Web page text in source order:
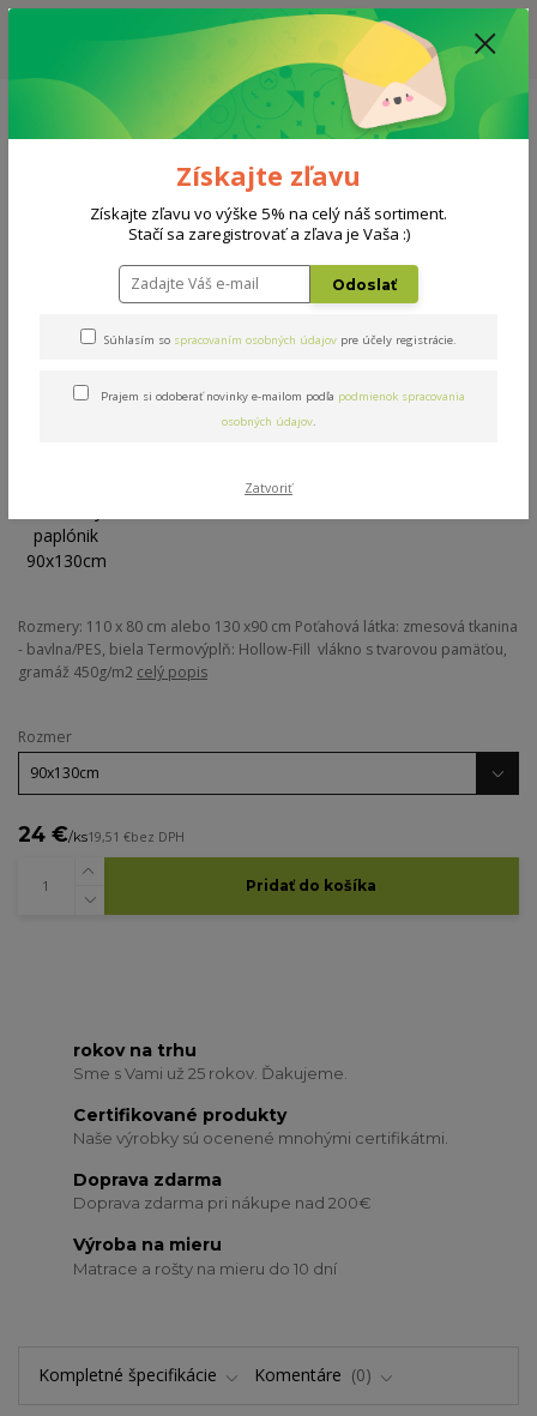
ZĽAVA: VŠETKY VYSTAVENÉ POSTELE ZA 400€ - CENA MATRACU A ROŠTU
PODĽA VÝBERU / DODACIA LEHOTA JE AKTUÁLNE 10-15 PRACOVNÝCH
Menu
0908 777 700 Po-So: 10-18 hod.
0
Doplnky Detský paplónik 90x130cm
Detský paplónik 90x130cm
Rozmery: 110 x 80 cm alebo 130 x90 cm Poťahová látka: zmesová tkanina
- bavlna/PES, biela Termovýplň: Hollow-Fill vlákno s tvarovou pamäťou,
gramáž 450g/m2 celý popis
Rozmer
24 €/ks19,51 €bez DPH
Pridať do košíka
rokov na trhu
Sme s Vami už 25 rokov. Ďakujeme.
Certifikované produkty
Naše výrobky sú ocenené mnohými certifikátmi.
Doprava zdarma
Doprava zdarma pri nákupe nad 200€
Výroba na mieru
Matrace a rošty na mieru do 10 dní
Kompletné špecifikácie Komentáre 0
Získajte zľavu
Získajte zľavu vo výške 5% na celý náš sortiment.
Stačí sa zaregistrovať a zľava je Vaša :)
Odoslať
Súhlasím so spracovaním osobných údajov pre účely registrácie.
Prajem si odoberať novinky e-mailom podľa podmienok spracovania
osobných údajov.
Zatvoriť